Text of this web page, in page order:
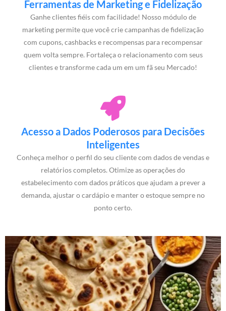
Ferramentas de Marketing e Fidelização
Ganhe clientes fiéis com facilidade! Nosso módulo de
marketing permite que você crie campanhas de fidelização
com cupons, cashbacks e recompensas para recompensar
quem volta sempre. Fortaleça o relacionamento com seus
clientes e transforme cada um em um fã seu Mercado!
Acesso a Dados Poderosos para Decisões
Inteligentes
Conheça melhor o perfil do seu cliente com dados de vendas e
relatórios completos. Otimize as operações do
estabelecimento com dados práticos que ajudam a prever a
demanda, ajustar o cardápio e manter o estoque sempre no
ponto certo.